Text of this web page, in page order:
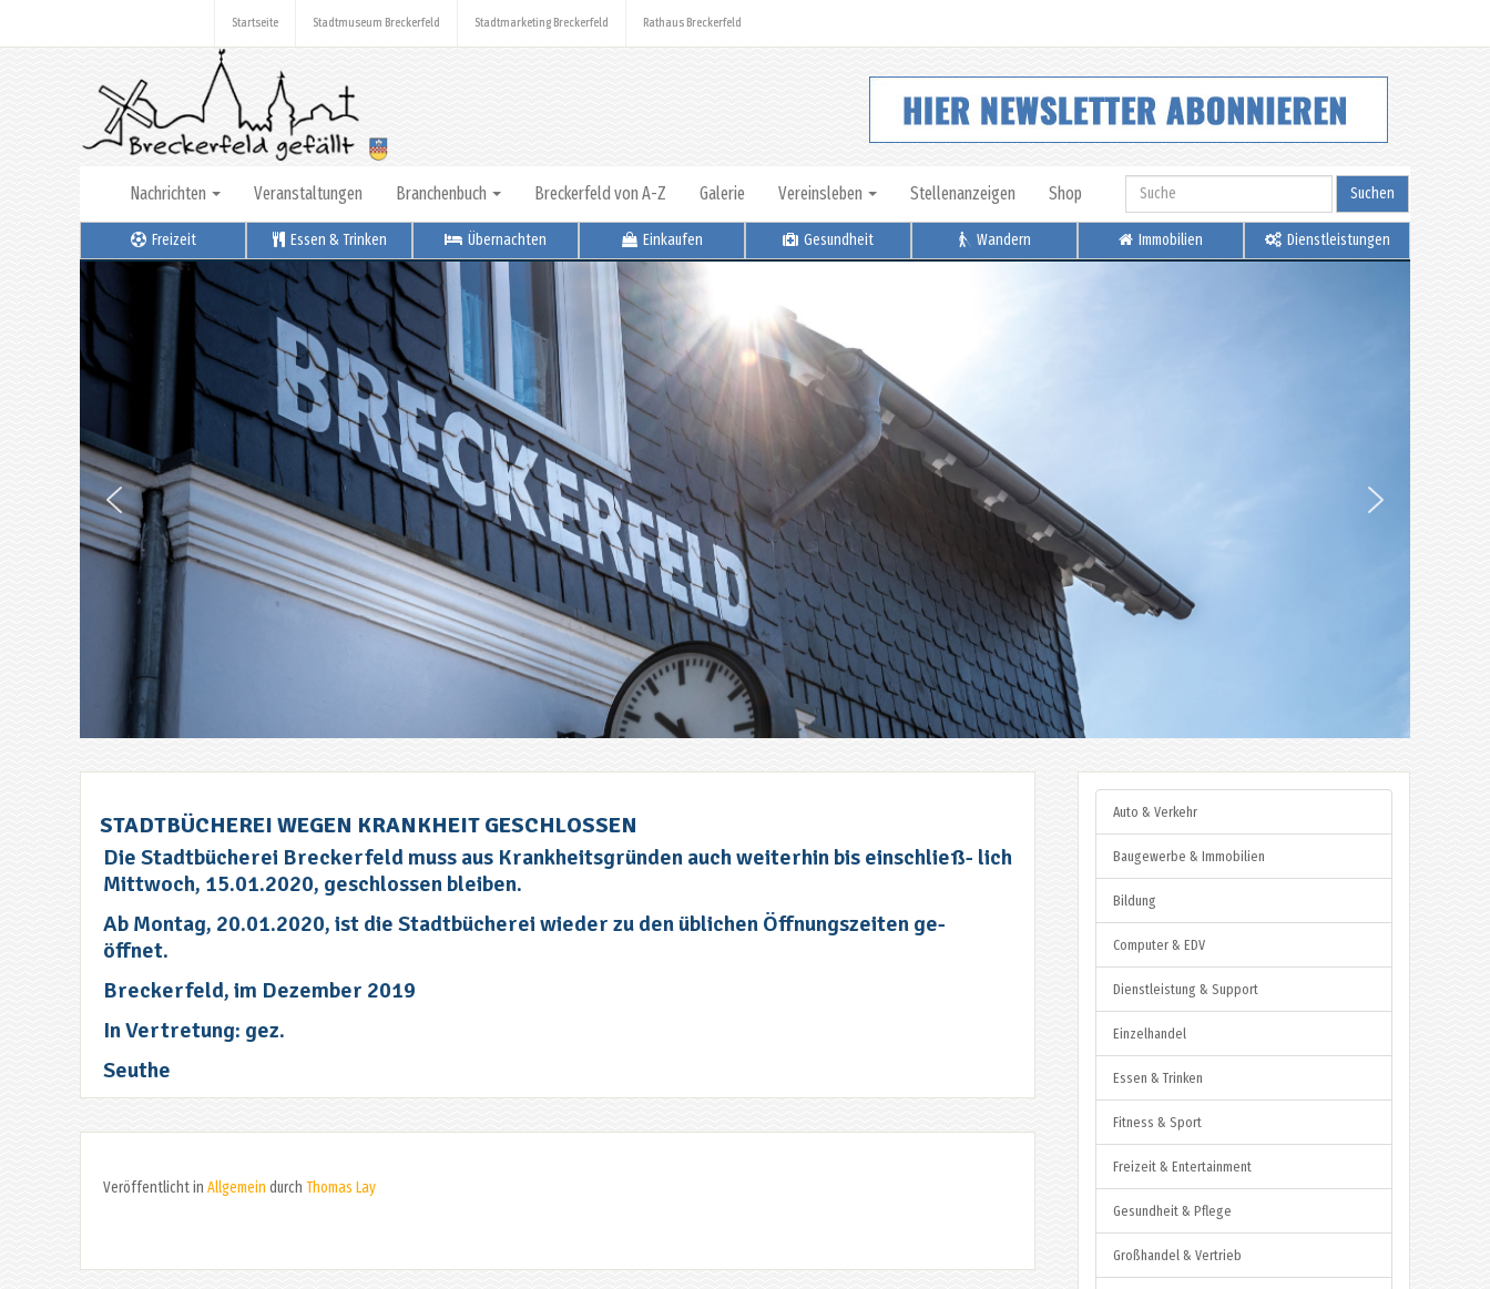
Startseite Stadtmuseum Breckerfeld Stadtmarketing Breckerfeld Rathaus Breckerfeld
Nachrichten Veranstaltungen Branchenbuch Breckerfeld von A-Z Galerie Vereinsleben Stellenanzeigen Shop Suchen
Freizeit Essen & Trinken Übernachten Einkaufen Gesundheit Wandern Immobilien Dienstleistungen
STADTBÜCHEREI WEGEN KRANKHEIT GESCHLOSSEN
Die Stadtbücherei Breckerfeld muss aus Krankheitsgründen auch weiterhin bis einschließ- lich
Mittwoch, 15.01.2020, geschlossen bleiben.
Ab Montag, 20.01.2020, ist die Stadtbücherei wieder zu den üblichen Öffnungszeiten ge-
öffnet.
Breckerfeld, im Dezember 2019
In Vertretung: gez.
Seuthe
Veröffentlicht in Allgemein durch Thomas Lay
Auto & Verkehr
Baugewerbe & Immobilien
Bildung
Computer & EDV
Dienstleistung & Support
Einzelhandel
Essen & Trinken
Fitness & Sport
Freizeit & Entertainment
Gesundheit & Pflege
Großhandel & Vertrieb